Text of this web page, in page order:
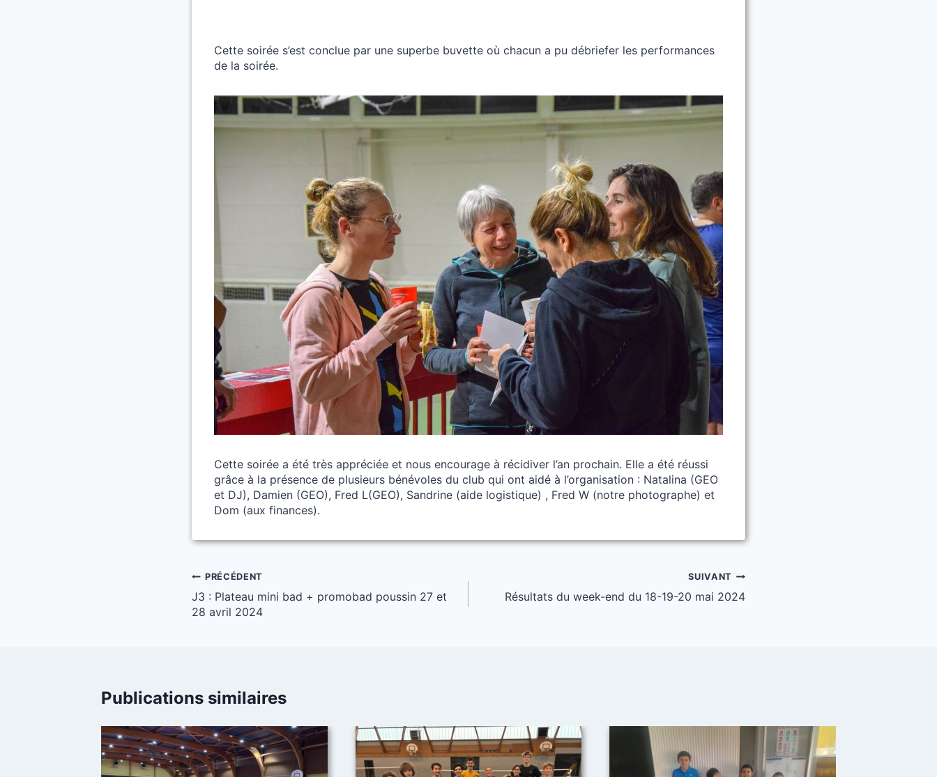
Cette soirée s’est conclue par une superbe buvette où chacun a pu débriefer les performances
de la soirée.
Cette soirée a été très appréciée et nous encourage à récidiver l’an prochain. Elle a été réussi
grâce à la présence de plusieurs bénévoles du club qui ont aidé à l’organisation : Natalina (GEO
et DJ), Damien (GEO), Fred L(GEO), Sandrine (aide logistique) , Fred W (notre photographe) et
Dom (aux finances).
Navigation
de
PRÉCÉDENT
J3 : Plateau mini bad + promobad poussin 27 et
28 avril 2024
SUIVANT
Résultats du week-end du 18-19-20 mai 2024
Publications similaires